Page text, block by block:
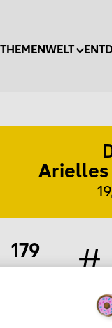
THEMENWELT
Arielles
179